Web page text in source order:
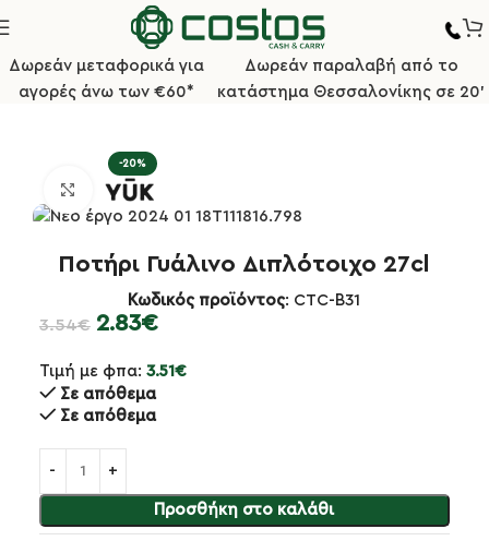
Δωρεάν μεταφορικά για
αγορές άνω των €60*
Δωρεάν παραλαβή από το
κατάστημα Θεσσαλονίκης σε 20'
Αρχική σελίδα Επαγγελματικά Ποτήρια Ποτήρια Καφέ
-20%
Κλικ για μεγέθυνση
Ποτήρι Γυάλινο Διπλότοιχο 27cl
Κωδικός προϊόντος: CTC-Β31
3.54€ 2.83€
Τιμή με φπα: 3.51 €
Σε απόθεμα
Σε απόθεμα
Προσθήκη στο καλάθι